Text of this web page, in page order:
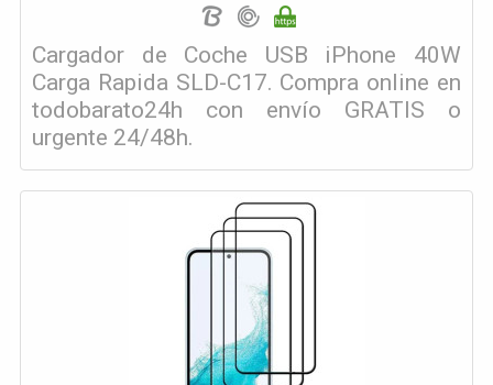
Cargador de Coche USB iPhone 40W
Carga Rapida SLD-C17. Compra online en
todobarato24h con envío GRATIS o
urgente 24/48h.